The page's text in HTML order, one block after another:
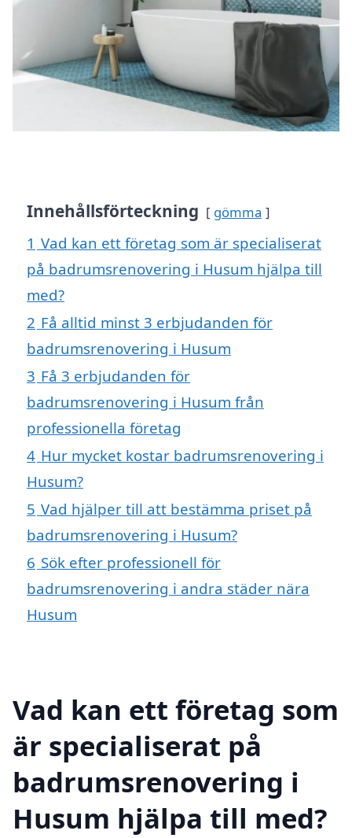
Innehållsförteckning gömma
1 Vad kan ett företag som är specialiserat
på badrumsrenovering i Husum hjälpa till
med?
2 Få alltid minst 3 erbjudanden för
badrumsrenovering i Husum
3 Få 3 erbjudanden för
badrumsrenovering i Husum från
professionella företag
4 Hur mycket kostar badrumsrenovering i
Husum?
5 Vad hjälper till att bestämma priset på
badrumsrenovering i Husum?
6 Sök efter professionell för
badrumsrenovering i andra städer nära
Husum
Vad kan ett företag som
är specialiserat på
badrumsrenovering i
Husum hjälpa till med?